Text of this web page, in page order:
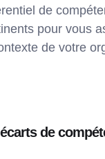
de
pour vous
de votre
de